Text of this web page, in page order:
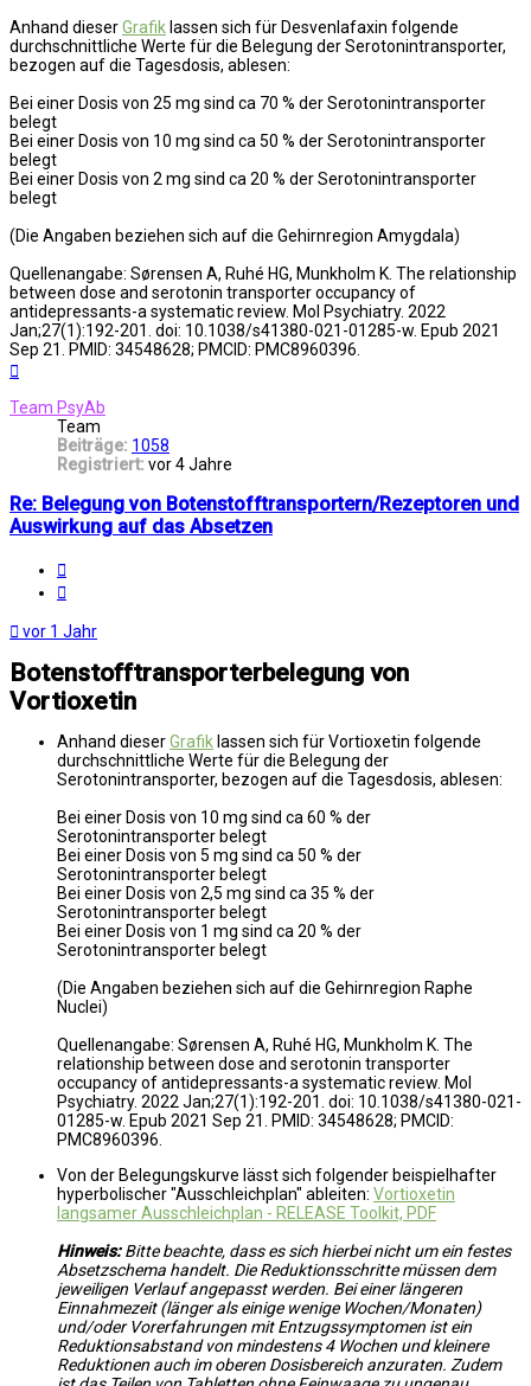
Anhand dieserGrafik lassen sich für Desvenlafaxin folgende
durchschnittliche Werte für die Belegung der Serotonintransporter,
bezogen auf die Tagesdosis, ablesen:
Bei einer Dosis von 25 mg sind ca 70 % der Serotonintransporter
belegt
Bei einer Dosis von 10 mg sind ca 50 % der Serotonintransporter
belegt
Bei einer Dosis von 2 mg sind ca 20 % der Serotonintransporter
belegt
(Die Angaben beziehen sich auf die Gehirnregion Amygdala)
Quellenangabe: Sørensen A, Ruhé HG, Munkholm K. The relationship
between dose and serotonin transporter occupancy of
antidepressants-a systematic review. Mol Psychiatry. 2022
Jan;27(1):192-201. doi: 10.1038/s41380-021-01285-w. Epub 2021
Sep 21. PMID: 34548628; PMCID: PMC8960396.
Team PsyAb
Team
Beiträge: 1058
Registriert: vor 4 Jahre
Re: Belegung von Botenstofftransportern/Rezeptoren und
Auswirkung auf das Absetzen
vor 1 Jahr
Botenstofftransporterbelegung von
Vortioxetin
Anhand dieserGrafik lassen sich für Vortioxetin folgende
durchschnittliche Werte für die Belegung der
Serotonintransporter, bezogen auf die Tagesdosis, ablesen:
Bei einer Dosis von 10 mg sind ca 60 % der
Serotonintransporter belegt
Bei einer Dosis von 5 mg sind ca 50 % der
Serotonintransporter belegt
Bei einer Dosis von 2,5 mg sind ca 35 % der
Serotonintransporter belegt
Bei einer Dosis von 1 mg sind ca 20 % der
Serotonintransporter belegt
(Die Angaben beziehen sich auf die Gehirnregion Raphe
Nuclei)
Quellenangabe: Sørensen A, Ruhé HG, Munkholm K. The
relationship between dose and serotonin transporter
occupancy of antidepressants-a systematic review. Mol
Psychiatry. 2022 Jan;27(1):192-201. doi: 10.1038/s41380-021-
01285-w. Epub 2021 Sep 21. PMID: 34548628; PMCID:
PMC8960396.
Von der Belegungskurve lässt sich folgender beispielhafter
hyperbolischer "Ausschleichplan" ableiten: Vortioxetin
langsamer Ausschleichplan - RELEASE Toolkit, PDF
Hinweis:Bitte beachte, dass es sich hierbei nicht um ein festes
Absetzschema handelt. Die Reduktionsschritte müssen dem
jeweiligen Verlauf angepasst werden. Bei einer längeren
Einnahmezeit (länger als einige wenige Wochen/Monaten)
und/oder Vorerfahrungen mit Entzugssymptomen ist ein
Reduktionsabstand von mindestens 4 Wochen und kleinere
Reduktionen auch im oberen Dosisbereich anzuraten. Zudem